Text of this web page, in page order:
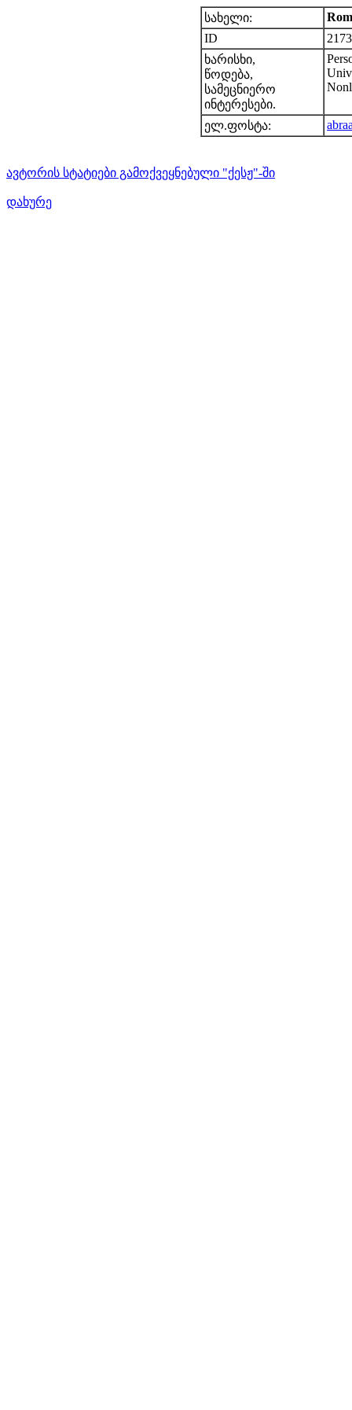
სახელი:
ID
2173
ხარისხი,
წოდება,
სამეცნიერო
ინტერესები.
ელ.ფოსტა:
ავტორის სტატიები გამოქვეყნებული "ქესჟ"-ში
დახურე